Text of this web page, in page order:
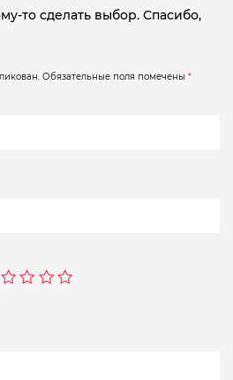
то сделать выбор. Спасибо,
Обязательные поля помечены *